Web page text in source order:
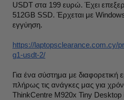
USDT στα 199 ευρώ. Έχει
512GB SSD. Έρχεται με
εγγύηση.
https://laptopsclearance.com.cy/
g1-usdt-2/
Για ένα σύστημα με
πλήρως τις ανάγκες μας για
ThinkCentre M920x Tiny Desktop